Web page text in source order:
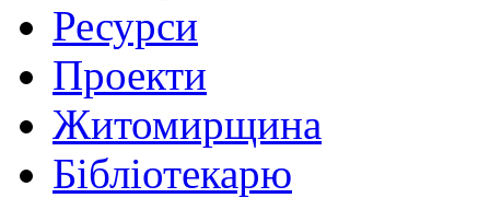
Ресурси
Проекти
Житомирщина
Бібліотекарю